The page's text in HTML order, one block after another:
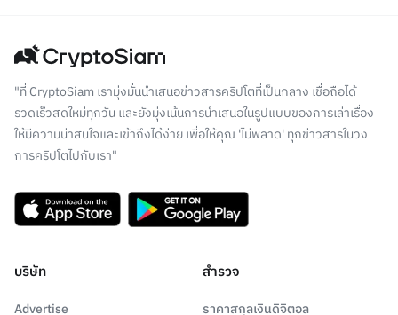
"ที่ CryptoSiam เรามุ่งมั่นนำเสนอข่าวสารคริปโตที่เป็นกลาง เชื่อถือได้
รวดเร็วสดใหม่ทุกวัน และยังมุ่งเน้นการนำเสนอในรูปแบบของการเล่าเรื่อง
ให้มีความน่าสนใจและเข้าถึงได้ง่าย เพื่อให้คุณ 'ไม่พลาด' ทุกข่าวสารในวง
การคริปโตไปกับเรา"
บริษัท
Advertise
สำรวจ
ราคาสกุลเงินดิจิตอล